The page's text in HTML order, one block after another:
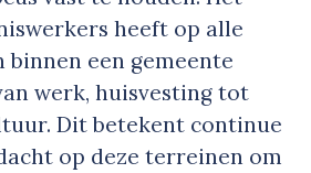
heeft op alle
een gemeente
werk, huisvesting tot
Dit betekent continue
op deze terreinen om